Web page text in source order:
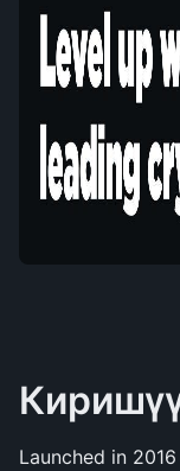
Launched in